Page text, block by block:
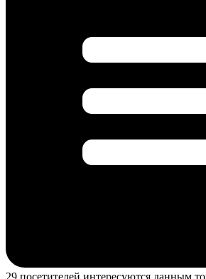
29 посетителей интересуются данным